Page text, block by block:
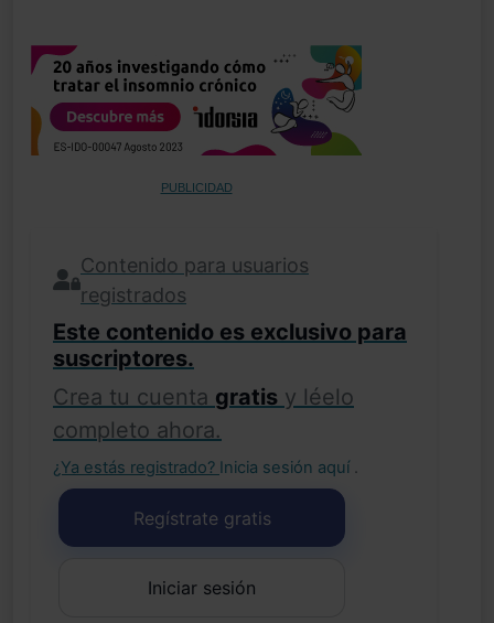
PUBLICIDAD
Contenido para usuarios
registrados
Este contenido es exclusivo para
suscriptores.
Crea tu cuenta gratis y léelo
completo ahora.
¿Ya estás registrado? Inicia sesión aquí .
Regístrate gratis
Iniciar sesión